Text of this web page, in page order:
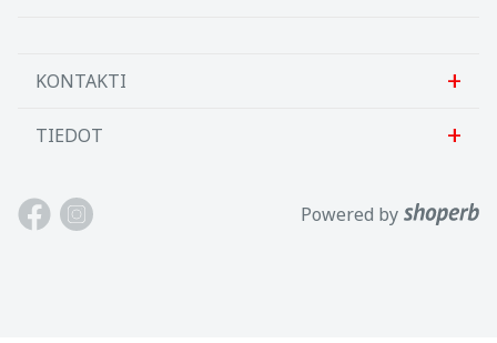
KONTAKTI
Sanlab OÜ
Harjumaa, 75312, Viro
TIEDOT
Meistä
Ota meihin yhteyttä
Powered by